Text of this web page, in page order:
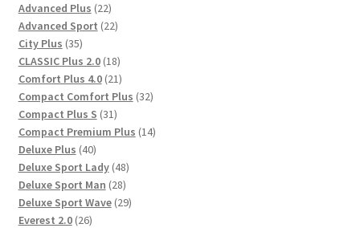
Advanced Plus 2222
Produkte
Advanced Sport 2222
City Plus 3535
Produkte
CLASSIC Plus 2.0 1818
Produkte
Comfort Plus 4.0 2121
Produkte
Compact Comfort Plus 3232
Compact Plus S 3131
Produkte
Compact Premium Plus 1414
Deluxe Plus 4040
Produkte
Deluxe Sport Lady 4848
Produkte
Deluxe Sport Man 2828
Produkte
Deluxe Sport Wave 2929
Everest 2.0 2626